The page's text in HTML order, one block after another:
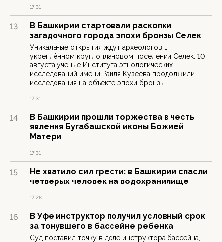
17:31
13
В Башкирии стартовали раскопки
загадочного города эпохи бронзы Селек
Уникальные открытия ждут археологов в
укреплённом круглоплановом поселении Селек. 10
августа ученые Института этнологических
исследований имени Раиля Кузеева продолжили
исследования на объекте эпохи бронзы.
17:31
14
В Башкирии прошли торжества в честь
явления Бугабашской иконы Божией
Матери
17:31
15
Не хватило сил грести: в Башкирии спасли
четверых человек на водохранилище
17:28
16
В Уфе инструктор получил условный срок
за тонувшего в бассейне ребенка
Суд поставил точку в деле инструктора бассейна,